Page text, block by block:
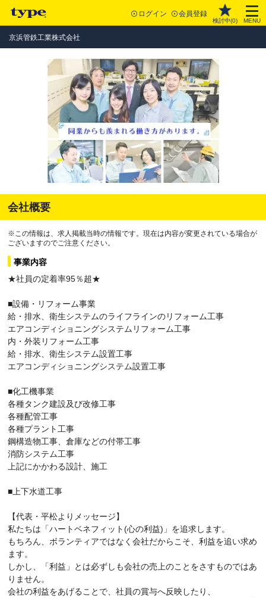
ログイン 会員登録
検討中(0) MENU
京浜管鉄工業株式会社
会社概要
※この情報は、求人掲載当時の情報です。現在は内容が変更されている場合が
ございますのでご注意ください。
事業内容
★社員の定着率95％超★
■設備・リフォーム事業
給・排水、衛生システムのライフラインのリフォーム工事
エアコンディショニングシステムリフォーム工事
内・外装リフォーム工事
給・排水、衛生システム設置工事
エアコンディショニングシステム設置工事
■化工機事業
各種タンク建設及び改修工事
各種配管工事
各種プラント工事
鋼構造物工事、倉庫などの付帯工事
消防システム工事
上記にかかわる設計、施工
■上下水道工事
【代表・平松よりメッセージ】
私たちは「ハートベネフィット(心の利益)」を追求します。
もちろん、ボランティアではなく会社だからこそ、利益を追い求め
ます。
しかし、「利益」とは必ずしも会社の売上のことをさすものではあ
りません。
会社の利益をあげることで、社員の賞与へ反映したり、